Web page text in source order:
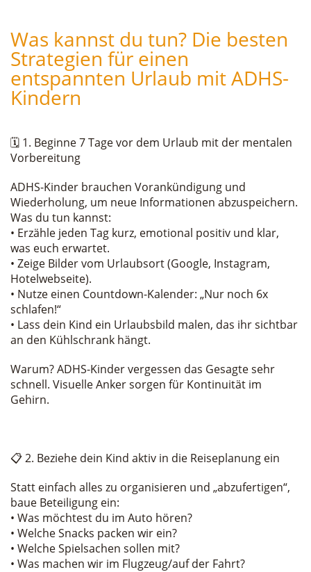
Was kannst du tun? Die besten
Strategien für einen
entspannten Urlaub mit ADHS-
Kindern
🗓 1. Beginne 7 Tage vor dem Urlaub mit der mentalen
Vorbereitung
ADHS-Kinder brauchen Vorankündigung und
Wiederholung, um neue Informationen abzuspeichern.
Was du tun kannst:
• Erzähle jeden Tag kurz, emotional positiv und klar,
was euch erwartet.
• Zeige Bilder vom Urlaubsort (Google, Instagram,
Hotelwebseite).
• Nutze einen Countdown-Kalender: „Nur noch 6x
schlafen!“
• Lass dein Kind ein Urlaubsbild malen, das ihr sichtbar
an den Kühlschrank hängt.
Warum? ADHS-Kinder vergessen das Gesagte sehr
schnell. Visuelle Anker sorgen für Kontinuität im
Gehirn.
📋 2. Beziehe dein Kind aktiv in die Reiseplanung ein
Statt einfach alles zu organisieren und „abzufertigen“,
baue Beteiligung ein:
• Was möchtest du im Auto hören?
• Welche Snacks packen wir ein?
• Welche Spielsachen sollen mit?
• Was machen wir im Flugzeug/auf der Fahrt?